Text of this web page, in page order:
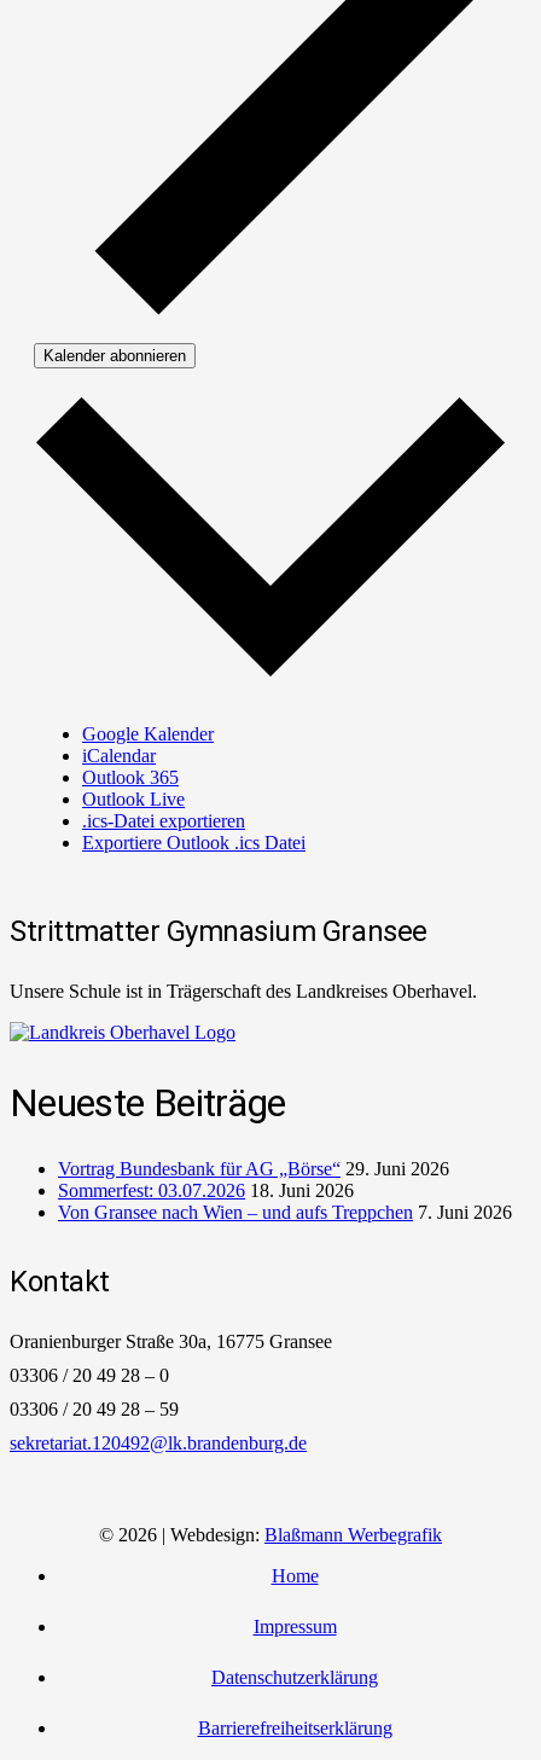
Kalender abonnieren
Google Kalender
iCalendar
Outlook 365
Outlook Live
.ics-Datei exportieren
Exportiere Outlook .ics Datei
Strittmatter Gymnasium Gransee
Unsere Schule ist in Trägerschaft des Landkreises Oberhavel.
Neueste Beiträge
Vortrag Bundesbank für AG „Börse“ 29. Juni 2026
Sommerfest: 03.07.2026 18. Juni 2026
Von Gransee nach Wien – und aufs Treppchen 7. Juni 2026
Kontakt
Oranienburger Straße 30a, 16775 Gransee
03306 / 20 49 28 – 0
03306 / 20 49 28 – 59
sekretariat.120492@lk.brandenburg.de
© 2026 | Webdesign: Blaßmann Werbegrafik
Home
Impressum
Datenschutzerklärung
Barrierefreiheitserklärung